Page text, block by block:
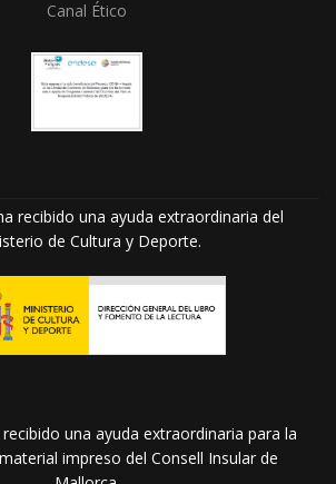
Canal Ético
recibido una ayuda extraordinaria del
de Cultura y Deporte.
una ayuda extraordinaria para la
impreso del Consell Insular de